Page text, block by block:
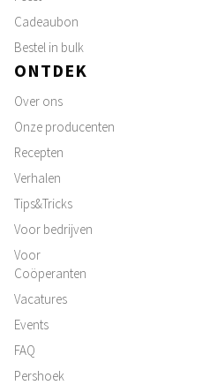
Cadeaubon
Bestel in bulk
ONTDEK
Over ons
Onze producenten
Recepten
Verhalen
Tips&Tricks
Voor bedrijven
Voor
Coöperanten
Vacatures
Events
FAQ
Pershoek